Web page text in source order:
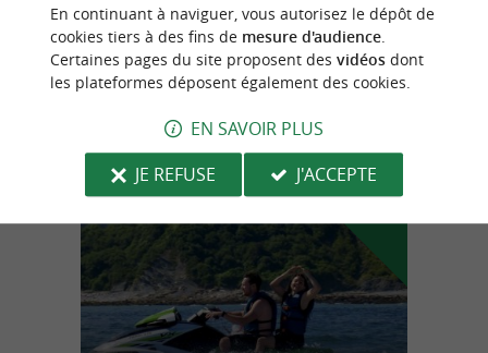
Des bières artisanales à la personnalité
affirmée au Pays Basque
n
o
t
r
e
c
o
u
p
d
e
c
o
e
u
r
En continuant à naviguer, vous autorisez le dépôt de
cookies tiers à des fins de mesure d'audience.
Certaines pages du site proposent des vidéosdont
les plateformes déposent également des cookies.
EN SAVOIR PLUS
JE REFUSE
J'ACCEPTE